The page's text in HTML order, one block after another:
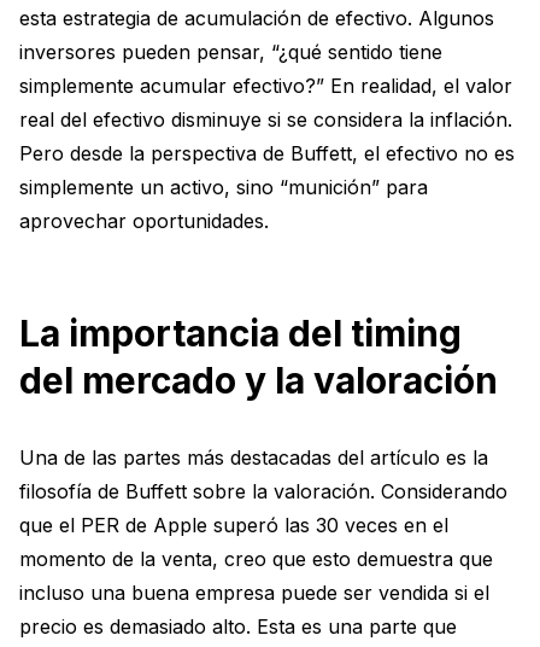
esta estrategia de acumulación de efectivo. Algunos
inversores pueden pensar, “¿qué sentido tiene
simplemente acumular efectivo?” En realidad, el valor
real del efectivo disminuye si se considera la inflación.
Pero desde la perspectiva de Buffett, el efectivo no es
simplemente un activo, sino “munición” para
aprovechar oportunidades.
La importancia del timing
del mercado y la valoración
Una de las partes más destacadas del artículo es la
filosofía de Buffett sobre la valoración. Considerando
que el PER de Apple superó las 30 veces en el
momento de la venta, creo que esto demuestra que
incluso una buena empresa puede ser vendida si el
precio es demasiado alto. Esta es una parte que